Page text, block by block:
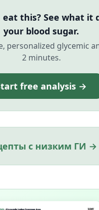
eat this? See what it
your blood sugar.
personalized glycemic
2 minutes.
free analysis →
с низким ГИ →